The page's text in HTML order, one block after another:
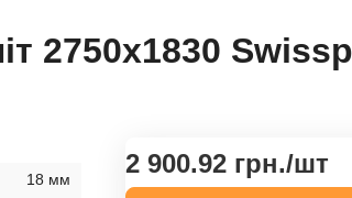
2750х1830
18 мм
2 900.92 грн./шт